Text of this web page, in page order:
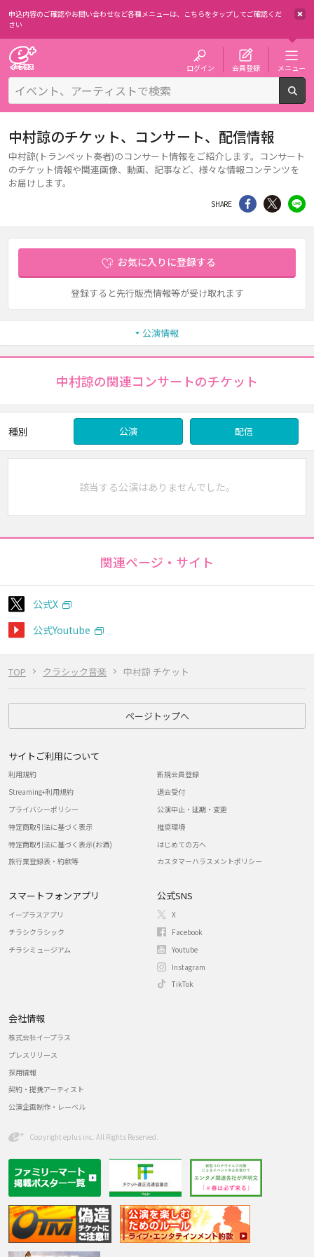
申込内容のご確認やお問い合わせなど各種メニューは、 こちらをタップしてご確認くだ
さい
ログイン 会員登録 メニュー
TOP クラシック音楽 中村諒 チケット
中村諒のチケット、コンサート、配信情報
中村諒(トランペット奏者)のコンサート情報をご紹介します。コンサート
のチケット情報や関連画像、動画、記事など、様々な情報コンテンツを
お届けします。
SHARE シェア Twitter
お気に入りに登録する
登録すると先行販売情報等が受け取れます
公演情報
中村諒の関連コンサートのチケット
種別 公演 配信
該当する公演はありませんでした。
関連ページ・サイト
公式X
公式Youtube
ページトップへ
サイトご利用について
利用規約
Streaming+利用規約
プライバシーポリシー
特定商取引法に基づく表示
特定商取引法に基づく表示(お酒)
旅行業登録表・約款等
新規会員登録
退会受付
公演中止・延期・変更
推奨環境
はじめての方へ
カスタマーハラスメントポリシー
スマートフォンアプリ
イープラスアプリ
チラシクラシック
チラシミュージアム
公式SNS
X
Facebook
Youtube
Instagram
TikTok
会社情報
株式会社イープラス
プレスリリース
採用情報
契約・提携アーティスト
公演企画制作・レーベル
Copyright eplus inc. All Rights Reserved.